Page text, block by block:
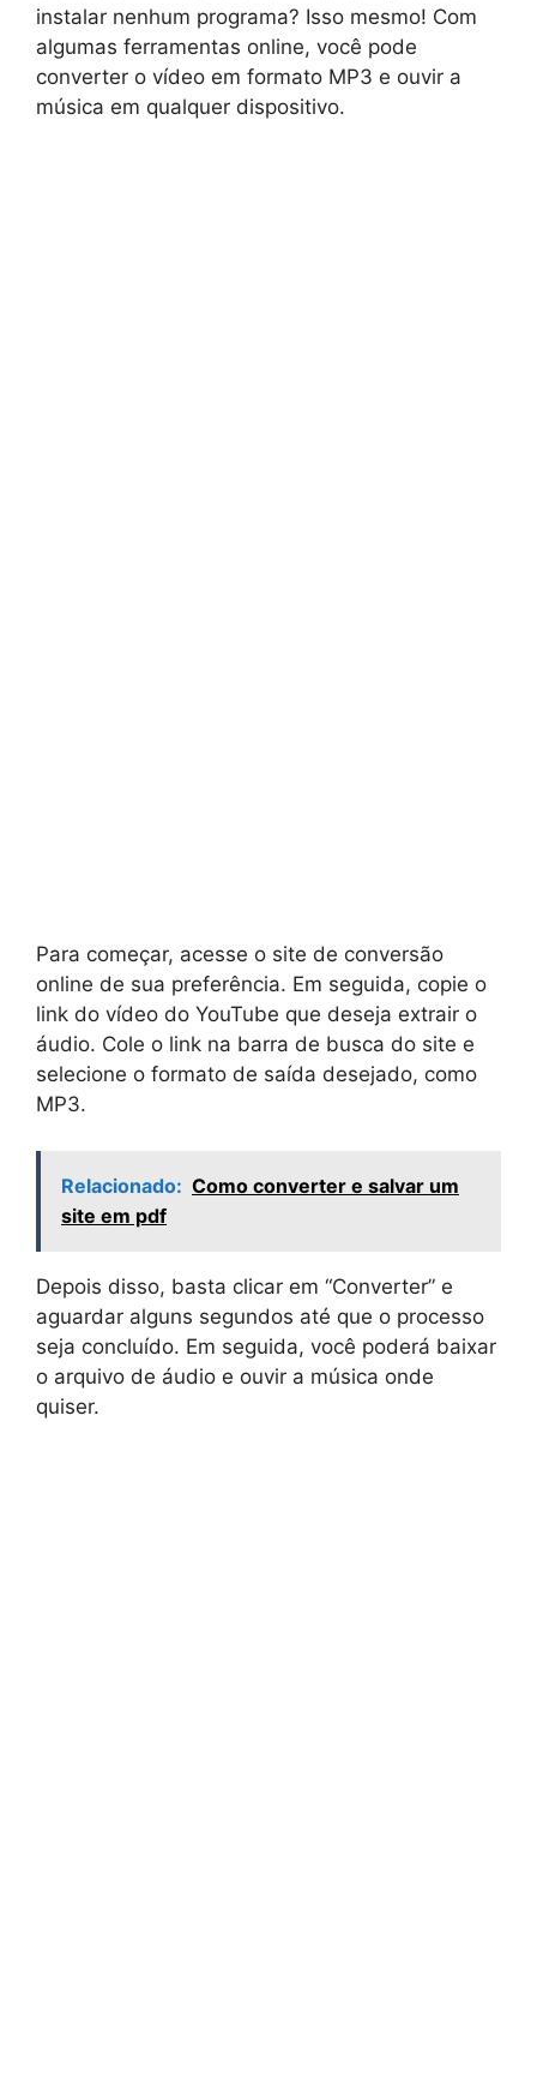
instalar nenhum programa? Isso mesmo! Com
algumas ferramentas online, você pode
converter o vídeo em formato MP3 e ouvir a
música em qualquer dispositivo.
Para começar, acesse o site de conversão
online de sua preferência. Em seguida, copie o
link do vídeo do YouTube que deseja extrair o
áudio. Cole o link na barra de busca do site e
selecione o formato de saída desejado, como
MP3.
Relacionado: Como converter e salvar um
site em pdf
Depois disso, basta clicar em “Converter” e
aguardar alguns segundos até que o processo
seja concluído. Em seguida, você poderá baixar
o arquivo de áudio e ouvir a música onde
quiser.